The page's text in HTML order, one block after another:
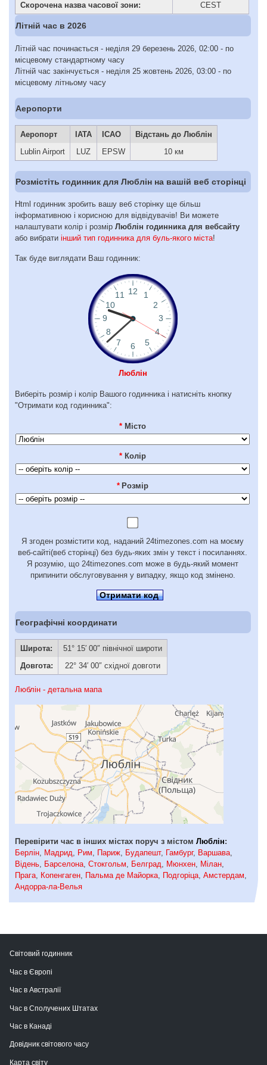
Скорочена назва часової зони:
CEST
Літній час в 2026
Літній час починається - неділя 29 березень 2026, 02:00 - по
місцевому стандартному часу
Літній час закінчується - неділя 25 жовтень 2026, 03:00 - по
місцевому літньому часу
Аеропорти
Аеропорт IATA ICAO
Відстань до Люблін
Lublin Airport
LUZ EPSW 10 км
Розмістіть годинник для Люблін на вашій веб сторінці
Html годинник зробить вашу веб сторінку ще більш
інформативною і корисною для відвідувачів! Ви можете
налаштувати колір і розмір Люблін годинника для вебсайту
або вибрати інший тип годинника для буль-якого міста!
Так буде виглядати Ваш годинник:
Люблін
Виберіть розмір і колір Вашого годинника і натисніть кнопку
"Отримати код годинника":
* Місто
* Колір
* Розмір
Я згоден розмістити код, наданий 24timezones.com на моєму
веб-сайті(веб сторінці) без будь-яких змін у текст і посиланнях.
Я розумію, що 24timezones.com може в будь-який момент
припинити обслуговування у випадку, якщо код змінено.
Отримати код
Географічні координати
Широта:
51° 15′ 00″ північної широти
Довгота:
22° 34′ 00″ східної довготи
Люблін - детальна мапа
Перевірити час в інших містах поруч з містом Люблін:
Берлін
Мадрид Рим Париж Будапешт, Гамбург, Варшава
Відень
Барселона Стокгольм Белград Мюнхен Мілан
Прага
Копенгаген Пальма де Майорка Подгоріца Амстердам
Андорра-ла-Велья
Світовий годинник
Час в Європі
Час в Австралії
Час в Сполучених Штатах
Час в Канаді
Довідник світового часу
Карта світу